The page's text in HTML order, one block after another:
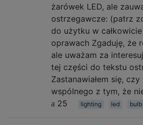
żarówek LED, ale
ostrzegawcze: (patrz
do użytku w
oprawach Zgaduję, że
ale uważam za
tej części do tekstu
Zastanawiałem się,
wspólnego z tym, że
25
lighting led bulb